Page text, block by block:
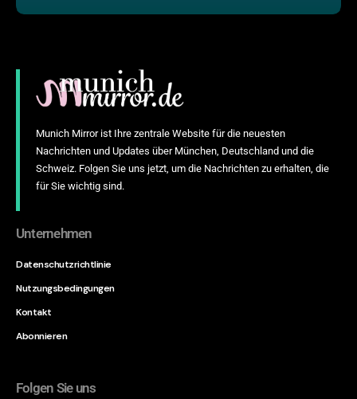
Munich Mirror ist Ihre zentrale Website für die neuesten
Nachrichten und Updates über München, Deutschland und die
Schweiz. Folgen Sie uns jetzt, um die Nachrichten zu erhalten, die
für Sie wichtig sind.
Unternehmen
Datenschutzrichtlinie
Nutzungsbedingungen
Kontakt
Abonnieren
Folgen Sie uns